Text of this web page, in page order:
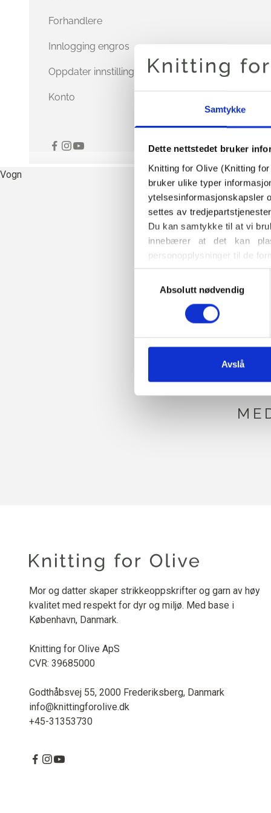
Samtykke
Dette nettstedet bruker
Knitting for Olive (Knitting
bruker ulike typer
ytelsesinformasjonskapsler
settes av
Du kan samtykke til at vi
innebærer at det kan
personopplysninger til de
Du kan når som helst
også finner informasjon om
Absolutt nødvendig
Avslå
Forhandlere
Innlogging engros
Oppdater innstillinger for informasjonskapsler
Konto
Vogn
Mor og datter skaper strikkeoppskrifter og garn av høy
kvalitet med respekt for dyr og miljø. Med base i
København, Danmark.
Knitting for Olive ApS
CVR: 39685000
Godthåbsvej 55, 2000 Frederiksberg, Danmark
info@knittingforolive.dk
+45-31353730